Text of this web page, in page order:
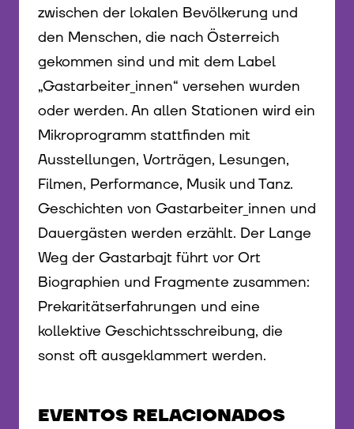
zwischen der lokalen Bevölkerung und
den Menschen, die nach Österreich
gekommen sind und mit dem Label
„Gastarbeiter_innen“ versehen wurden
oder werden. An allen Stationen wird ein
Mikroprogramm stattfinden mit
Ausstellungen, Vorträgen, Lesungen,
Filmen, Performance, Musik und Tanz.
Geschichten von Gastarbeiter_innen und
Dauergästen werden erzählt. Der Lange
Weg der Gastarbajt führt vor Ort
Biographien und Fragmente zusammen:
Prekaritätserfahrungen und eine
kollektive Geschichtsschreibung, die
sonst oft ausgeklammert werden.
EVENTOS RELACIONADOS